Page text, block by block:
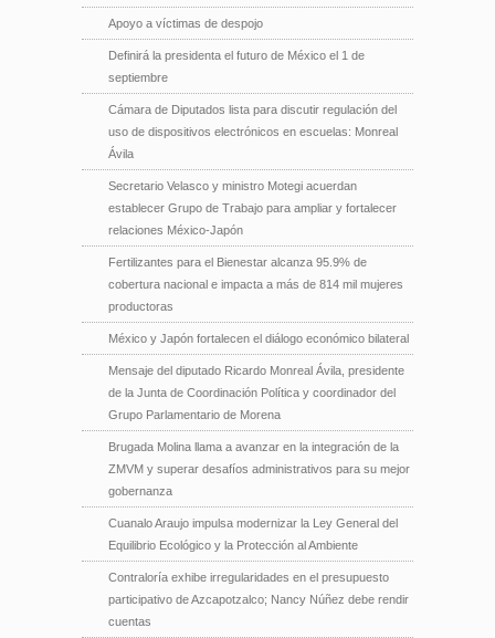
Apoyo a víctimas de despojo
Definirá la presidenta el futuro de México el 1 de
septiembre
Cámara de Diputados lista para discutir regulación del
uso de dispositivos electrónicos en escuelas: Monreal
Ávila
Secretario Velasco y ministro Motegi acuerdan
establecer Grupo de Trabajo para ampliar y fortalecer
relaciones México-Japón
Fertilizantes para el Bienestar alcanza 95.9% de
cobertura nacional e impacta a más de 814 mil mujeres
productoras
México y Japón fortalecen el diálogo económico bilateral
Mensaje del diputado Ricardo Monreal Ávila, presidente
de la Junta de Coordinación Política y coordinador del
Grupo Parlamentario de Morena
Brugada Molina llama a avanzar en la integración de la
ZMVM y superar desafíos administrativos para su mejor
gobernanza
Cuanalo Araujo impulsa modernizar la Ley General del
Equilibrio Ecológico y la Protección al Ambiente
Contraloría exhibe irregularidades en el presupuesto
participativo de Azcapotzalco; Nancy Núñez debe rendir
cuentas